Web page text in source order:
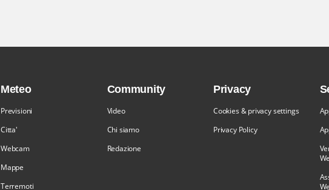
Meteo
Previsioni
Citta'
Webcam
Mappe
Terremoti
Community
Video
Chi siamo
Redazione
Privacy
Cookies & privacy settings
Privacy Policy